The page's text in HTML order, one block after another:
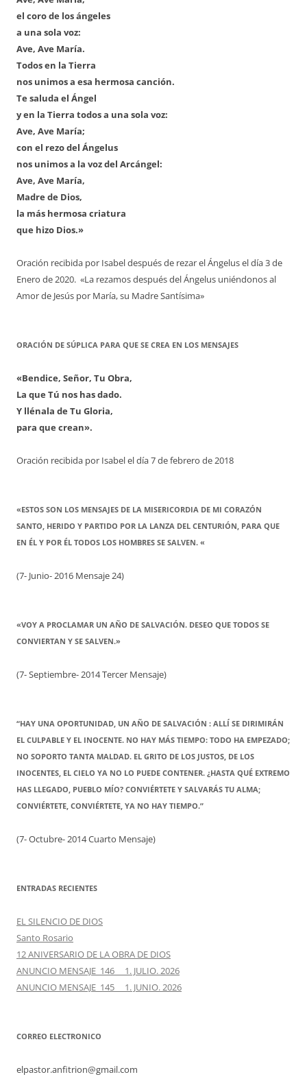
el coro de los ángeles
a una sola voz:
Ave, Ave María.
Todos en la Tierra
nos unimos a esa hermosa canción.
Te saluda el Ángel
y en la Tierra todos a una sola voz:
Ave, Ave María;
con el rezo del Ángelus
nos unimos a la voz del Arcángel:
Ave, Ave María,
Madre de Dios,
la más hermosa criatura
que hizo Dios.»
Oración recibida por Isabel después de rezar el Ángelus el día 3 de
Enero de 2020. «La rezamos después del Ángelus uniéndonos al
Amor de Jesús por María, su Madre Santísima»
ORACIÓN DE SÚPLICA PARA QUE SE CREA EN LOS MENSAJES
«Bendice, Señor, Tu Obra,
La que Tú nos has dado.
Y llénala de Tu Gloria,
para que crean».
Oración recibida por Isabel el día 7 de febrero de 2018
«ESTOS SON LOS MENSAJES DE LA MISERICORDIA DE MI CORAZÓN
SANTO, HERIDO Y PARTIDO POR LA LANZA DEL CENTURIÓN, PARA QUE
EN ÉL Y POR ÉL TODOS LOS HOMBRES SE SALVEN. «
(7- Junio- 2016 Mensaje 24)
«VOY A PROCLAMAR UN AÑO DE SALVACIÓN. DESEO QUE TODOS SE
CONVIERTAN Y SE SALVEN.»
(7- Septiembre- 2014 Tercer Mensaje)
“HAY UNA OPORTUNIDAD, UN AÑO DE SALVACIÓN : ALLÍ SE DIRIMIRÁN
EL CULPABLE Y EL INOCENTE. NO HAY MÁS TIEMPO: TODO HA EMPEZADO;
NO SOPORTO TANTA MALDAD. EL GRITO DE LOS JUSTOS, DE LOS
INOCENTES, EL CIELO YA NO LO PUEDE CONTENER. ¿HASTA QUÉ EXTREMO
HAS LLEGADO, PUEBLO MÍO? CONVIÉRTETE Y SALVARÁS TU ALMA;
CONVIÉRTETE, CONVIÉRTETE, YA NO HAY TIEMPO.”
(7- Octubre- 2014 Cuarto Mensaje)
ENTRADAS RECIENTES
EL SILENCIO DE DIOS
Santo Rosario
12 ANIVERSARIO DE LA OBRA DE DIOS
ANUNCIO MENSAJE 146 1. JULIO. 2026
ANUNCIO MENSAJE 145 1. JUNIO. 2026
CORREO ELECTRONICO
elpastor.anfitrion@gmail.com